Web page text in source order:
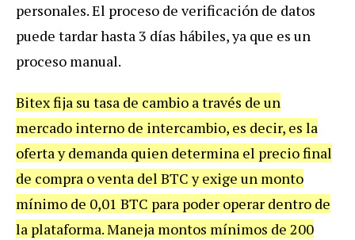
personales. El proceso de verificación de datos
puede tardar hasta 3 días hábiles, ya que es un
proceso manual.
Bitex fija su tasa de cambio a través de un
mercado interno de intercambio, es decir, es la
oferta y demanda quien determina el precio final
de compra o venta del BTC y exige un monto
mínimo de 0,01 BTC para poder operar dentro de
la plataforma. Maneja montos mínimos de 200